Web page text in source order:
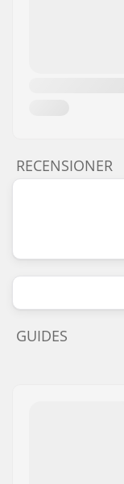
RECENSIONER
GUIDES